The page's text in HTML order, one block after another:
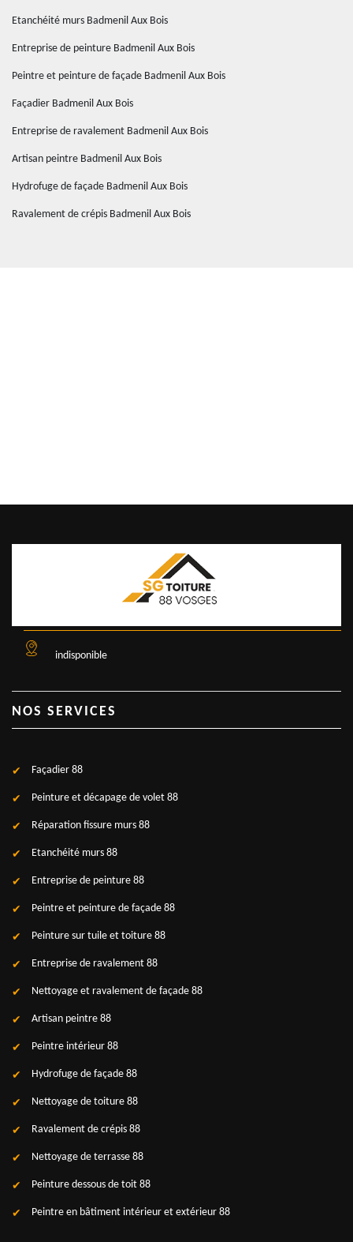
Etanchéité murs Badmenil Aux Bois
Entreprise de peinture Badmenil Aux Bois
Peintre et peinture de façade Badmenil Aux Bois
Façadier Badmenil Aux Bois
Entreprise de ravalement Badmenil Aux Bois
Artisan peintre Badmenil Aux Bois
Hydrofuge de façade Badmenil Aux Bois
Ravalement de crépis Badmenil Aux Bois
indisponible
NOS SERVICES
Façadier 88
Peinture et décapage de volet 88
Réparation fissure murs 88
Etanchéité murs 88
Entreprise de peinture 88
Peintre et peinture de façade 88
Peinture sur tuile et toiture 88
Entreprise de ravalement 88
Nettoyage et ravalement de façade 88
Artisan peintre 88
Peintre intérieur 88
Hydrofuge de façade 88
Nettoyage de toiture 88
Ravalement de crépis 88
Nettoyage de terrasse 88
Peinture dessous de toit 88
Peintre en bâtiment intérieur et extérieur 88